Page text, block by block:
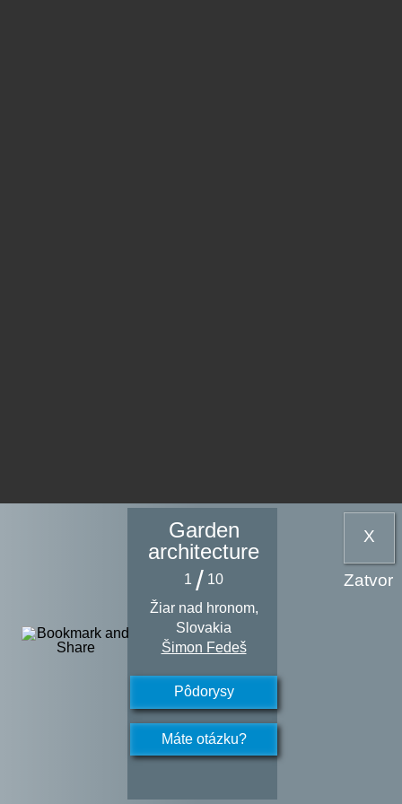
X
Zatvor
Garden
architecture
1 / 10
Žiar nad hronom,
Slovakia
Šimon Fedeš
Pôdorysy
Máte otázku?